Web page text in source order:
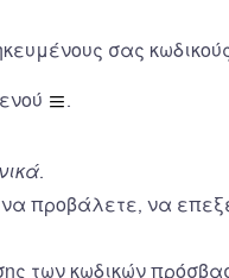
σας
.
.
προβάλετε, να
των κωδικών